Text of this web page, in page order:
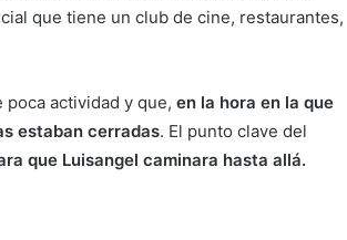
que tiene un club de cine, restaurantes,
actividad y que, en la hora en la que
estaban cerradas. El punto clave del
que Luisangel caminara hasta allá.